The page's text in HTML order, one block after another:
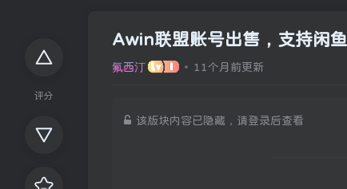
评分
Awin联盟账号出售，支持闲鱼
氟西汀 11个月前更新
该版块内容已隐藏，请登录后查看